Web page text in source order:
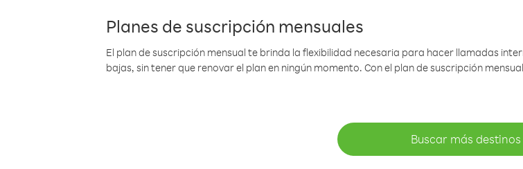
Planes de suscripción mensuales
El plan de suscripción mensual te brinda la flexibilidad necesaria para hacer llamadas
bajas, sin tener que renovar el plan en ningún momento. Con el plan de suscripción
Buscar más destinos